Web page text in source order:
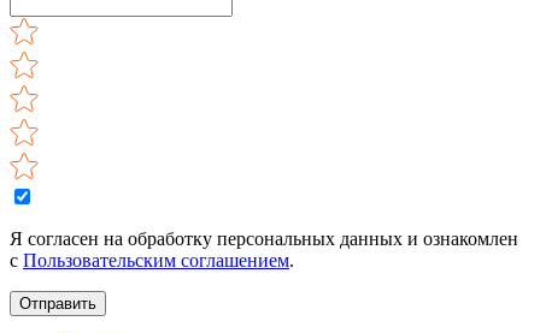
Я согласен на обработку персональных данных и ознакомлен
с Пользовательским соглашением.
Отправить